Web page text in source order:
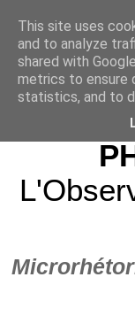
This site uses
and to analyze
shared with
metrics to ensure
statistics, and to